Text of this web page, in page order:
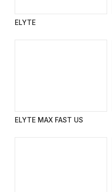
ELYTE
ELYTE MAX FAST US